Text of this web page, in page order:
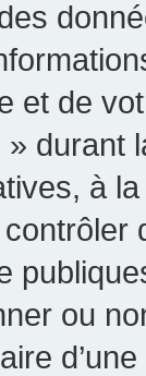
et de
durant
à
ou